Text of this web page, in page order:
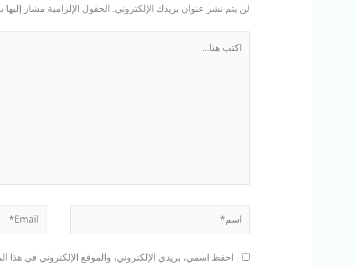
لن يتم نشر عنوان بريدك الإلكتروني. الحقول الإلزامية مشار إليها
اسم* Email*
احفظ اسمي، بريدي الإلكتروني، والموقع الإلكتروني في هذا